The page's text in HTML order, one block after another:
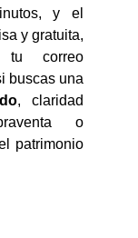
y el
y gratuita,
tu correo
buscas una
, claridad
o
patrimonio